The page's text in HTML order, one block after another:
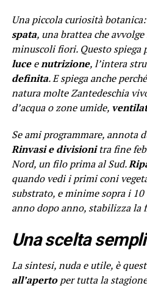
Una piccola curiosità
spata, una brattea che
minuscoli fiori. Questo spiega
luceenutrizione, l’intera
definita. E spiega anche
natura molte Zantedeschia
d’acqua o zone umide,
Se ami programmare, annota
Rinvasi e divisionitra fine
Nord, un filo prima al Sud.
quando vedi i primi coni
substrato, e minime sopra i 10
anno dopo anno, stabilizza la
Una scelta
La sintesi, nuda e utile, è
all’apertoper tutta la